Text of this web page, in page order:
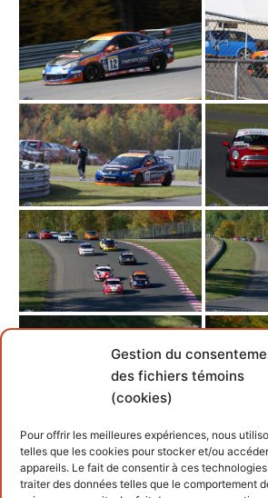
Gestion du
des fichiers témoins
(cookies)
Pour offrir les meilleures expériences, nous
telles que les cookies pour stocker et/ou
appareils. Le fait de consentir à ces
traiter des données telles que le comportement